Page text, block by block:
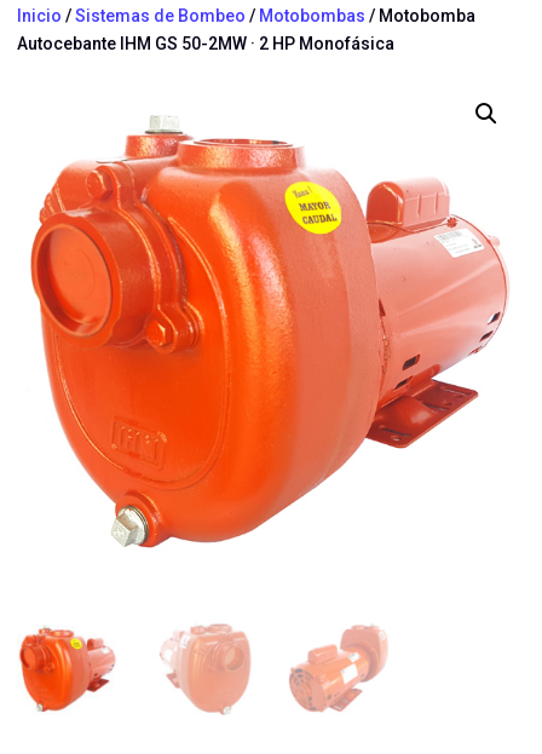
Inicio /Sistemas de Bombeo / Motobombas / Motobomba
Autocebante IHM GS 50-2MW · 2 HP Monofásica